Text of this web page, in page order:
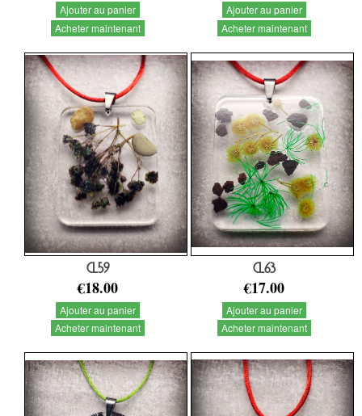
Ajouter au panier
Acheter maintenant
Ajouter au panier
Acheter maintenant
CL59
€18.00
Ajouter au panier
Acheter maintenant
CL63
€17.00
Ajouter au panier
Acheter maintenant